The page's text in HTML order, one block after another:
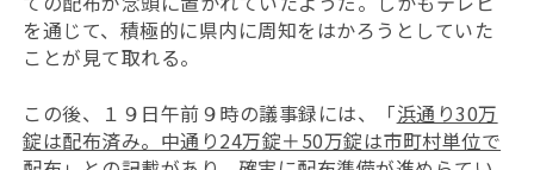
を通じて、積極的に県内に周知をはかろうとしていた
ことが見て取れる。
この後、１９日午前９時の議事録には、「浜通り30万
錠は配布済み。中通り24万錠＋50万錠は市町村単位で